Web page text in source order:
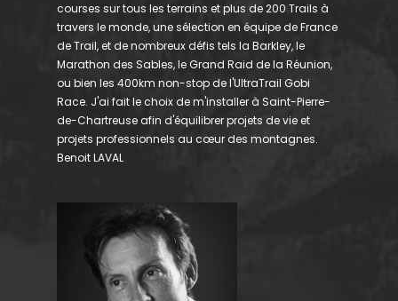
courses sur tous les terrains et plus de 200 Trails à
travers le monde, une sélection en équipe de France
de Trail, et de nombreux défis tels la Barkley, le
Marathon des Sables, le Grand Raid de la Réunion,
ou bien les 400km non-stop de l'UltraTrail Gobi
Race. J'ai fait le choix de m'installer à Saint-Pierre-
de-Chartreuse afin d'équilibrer projets de vie et
projets professionnels au cœur des montagnes.
Benoit LAVAL